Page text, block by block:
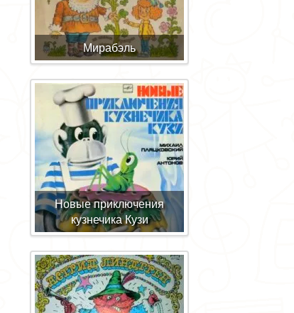
Мирабэль
Новые приключения
кузнечика Кузи